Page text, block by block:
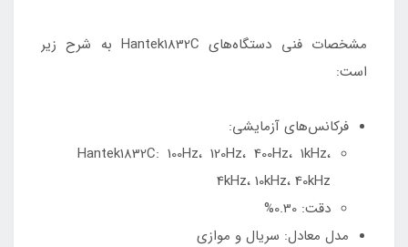
مشخصات فنی دستگاه‌های Hantek1832C به شرح زیر
است:
فرکانس‌های آزمایشی:
Hantek1832C: 100Hz، 120Hz، 400Hz، 1kHz،
4kHz، 10kHz، 40kHz
دقت: 0.30%
مدل معادل: سریال و موازی